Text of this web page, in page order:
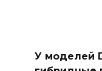
У моделей